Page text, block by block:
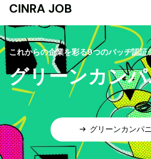
CINRA JOB
これからの企業を彩る9つのバッヂ認証
グリーンカン
グリーンカンパ